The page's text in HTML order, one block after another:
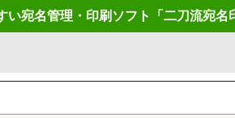
宛名管理・印刷ソフト「二刀流宛名